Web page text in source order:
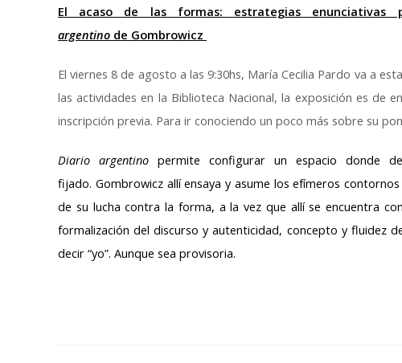
entrada:
entrada:
El acaso de las formas: estrategias
argentino de Gombrowicz
El viernes 8 de agosto a las 9:30hs, María Cecilia Pardo va a
las actividades en la Biblioteca Nacional, la exposición es
inscripción previa. Para ir conociendo un poco más sobre su
Diario argentino permite configurar un espacio donde
fijado. Gombrowiczallí ensaya y asume los efímeros
de su lucha contra la forma, a la vez que allí se encuentra
formalización del discurso y autenticidad, concepto y fluidez
decir “yo”. Aunque sea provisoria.